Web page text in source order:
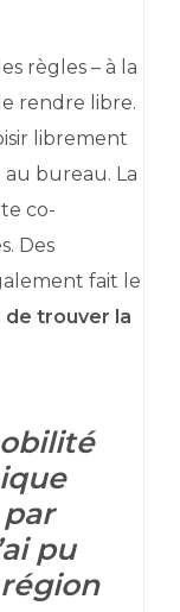
règles – à la
rendre libre.
librement
au bureau. La
co-
Des
fait le
de trouver la
pu